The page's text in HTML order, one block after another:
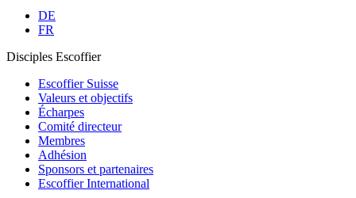
DE
FR
Disciples Escoffier
Escoffier Suisse
Valeurs et objectifs
Écharpes
Comité directeur
Membres
Adhésion
Sponsors et partenaires
Escoffier International